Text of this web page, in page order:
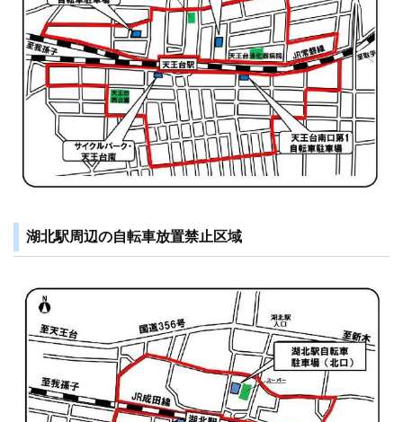
湖北駅周辺の自転車放置禁止区域